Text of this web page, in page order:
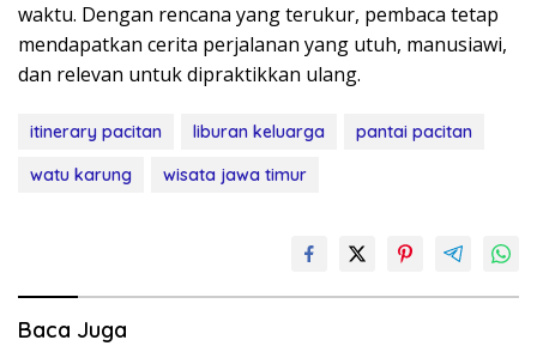
waktu. Dengan rencana yang terukur, pembaca tetap
mendapatkan cerita perjalanan yang utuh, manusiawi,
dan relevan untuk dipraktikkan ulang.
itinerary pacitan liburan keluarga
pantai pacitan
watu karung
wisata jawa timur
Baca Juga